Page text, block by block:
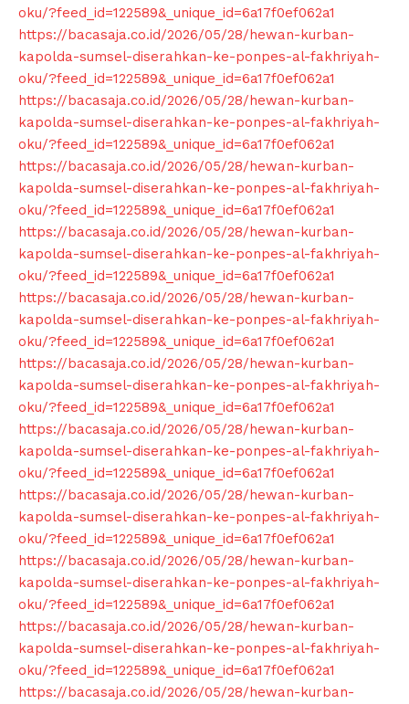
oku/?feed_id=122589&_unique_id=6a17f0ef062a1
https://bacasaja.co.id/2026/05/28/hewan-kurban-
kapolda-sumsel-diserahkan-ke-ponpes-al-fakhriyah-
oku/?feed_id=122589&_unique_id=6a17f0ef062a1
https://bacasaja.co.id/2026/05/28/hewan-kurban-
kapolda-sumsel-diserahkan-ke-ponpes-al-fakhriyah-
oku/?feed_id=122589&_unique_id=6a17f0ef062a1
https://bacasaja.co.id/2026/05/28/hewan-kurban-
kapolda-sumsel-diserahkan-ke-ponpes-al-fakhriyah-
oku/?feed_id=122589&_unique_id=6a17f0ef062a1
https://bacasaja.co.id/2026/05/28/hewan-kurban-
kapolda-sumsel-diserahkan-ke-ponpes-al-fakhriyah-
oku/?feed_id=122589&_unique_id=6a17f0ef062a1
https://bacasaja.co.id/2026/05/28/hewan-kurban-
kapolda-sumsel-diserahkan-ke-ponpes-al-fakhriyah-
oku/?feed_id=122589&_unique_id=6a17f0ef062a1
https://bacasaja.co.id/2026/05/28/hewan-kurban-
kapolda-sumsel-diserahkan-ke-ponpes-al-fakhriyah-
oku/?feed_id=122589&_unique_id=6a17f0ef062a1
https://bacasaja.co.id/2026/05/28/hewan-kurban-
kapolda-sumsel-diserahkan-ke-ponpes-al-fakhriyah-
oku/?feed_id=122589&_unique_id=6a17f0ef062a1
https://bacasaja.co.id/2026/05/28/hewan-kurban-
kapolda-sumsel-diserahkan-ke-ponpes-al-fakhriyah-
oku/?feed_id=122589&_unique_id=6a17f0ef062a1
https://bacasaja.co.id/2026/05/28/hewan-kurban-
kapolda-sumsel-diserahkan-ke-ponpes-al-fakhriyah-
oku/?feed_id=122589&_unique_id=6a17f0ef062a1
https://bacasaja.co.id/2026/05/28/hewan-kurban-
kapolda-sumsel-diserahkan-ke-ponpes-al-fakhriyah-
oku/?feed_id=122589&_unique_id=6a17f0ef062a1
https://bacasaja.co.id/2026/05/28/hewan-kurban-